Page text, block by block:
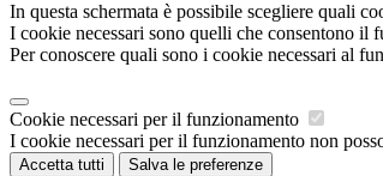
In questa schermata è possibile scegliere quali
I cookie necessari sono quelli che consentono il
Per conoscere quali sono i cookie necessari al
Cookie necessari per il funzionamento
I cookie necessari per il funzionamento non
Accetta tutti Salva le preferenze